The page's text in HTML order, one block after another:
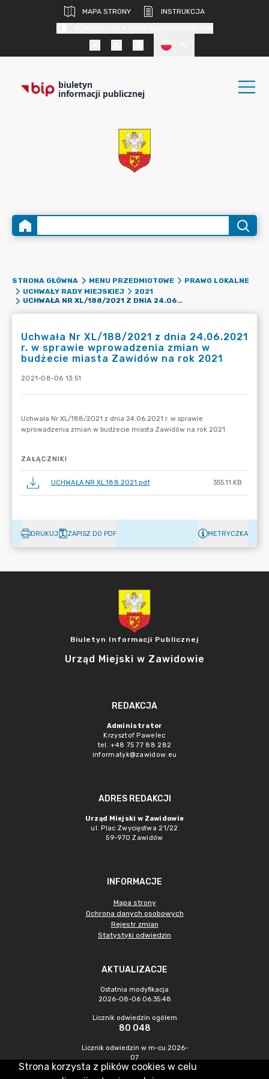
MAPA STRONY
INSTRUKCJA
biuletyn
informacji publicznej
STRONA GŁÓWNA MENU PRZEDMIOTOWE
PRAWO LOKALNE
UCHWAŁY RADY MIEJSKIEJ
2021
UCHWAŁA NR XL/188/2021 Z DNIA 24.06.2021 R. W SPRAWIE WPROWADZENIA ZMIAN W BUDŻECIE MIASTA ZAWIDÓW NA ROK 2021
Uchwała Nr XL/188/2021 z dnia 24.06.2021
r. w sprawie wprowadzenia zmian w
budżecie miasta Zawidów na rok 2021
2021-08-06 13:51
ZAŁĄCZNIKI
UCHWAŁA NR XL.188.2021.pdf 355.11 KB
DRUKUJ ZAPISZ DO PDF METRYCZKA
Biuletyn Informacji Publicznej
Urząd Miejski w Zawidowie
REDAKCJA
Administrator
Krzysztof Pawelec
tel. +48 75 77 88 282
informatyk@zawidow.eu
ADRES REDAKCJI
Urząd Miejski w Zawidowie
ul. Plac Zwycięstwa 21/22
59-970 Zawidów
INFORMACJE
Mapa strony
Ochrona danych osobowych
Rejestr zmian
Statystyki odwiedzin
AKTUALIZACJE
Ostatnia modyfikacja
2026-08-06 06:35:48
Licznik odwiedzin ogółem
80 048
Licznik odwiedzin w m-cu 2026-
07
166
Strona korzysta z plików cookies w celu